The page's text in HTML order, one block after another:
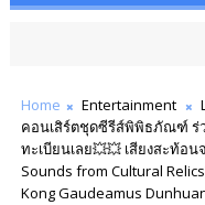
Home Entertainment
คอนเสิร์ตชุดซีรีส์พิพิธภัณฑ์ ร่
ทะเบียนเลย💥💥 เสียงสะท้อ
Sounds from Cultural
Kong Gaudeamus